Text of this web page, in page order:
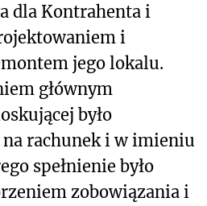
dla Kontrahenta i
i
jego lokalu.
głównym
było
rachunek i w imieniu
spełnienie było
zobowiązania i